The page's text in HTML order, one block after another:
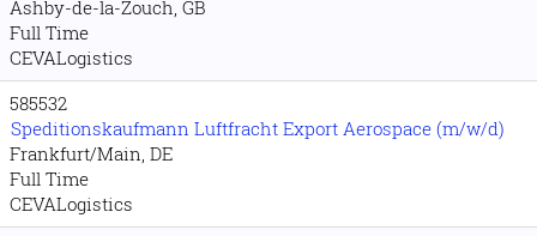
Ashby-de-la-Zouch, GB
Full Time
CEVALogistics
585532
Speditionskaufmann Luftfracht Export Aerospace (m/w/d)
Frankfurt/Main, DE
Full Time
CEVALogistics